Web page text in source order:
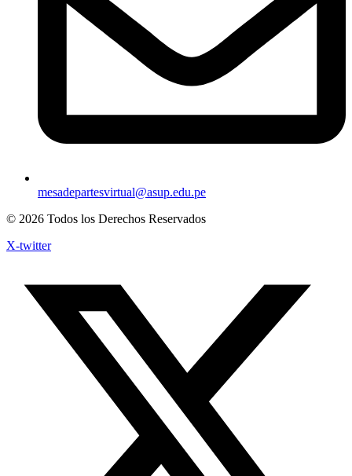
mesadepartesvirtual@asup.edu.pe
© 2026 Todos los Derechos Reservados
X-twitter